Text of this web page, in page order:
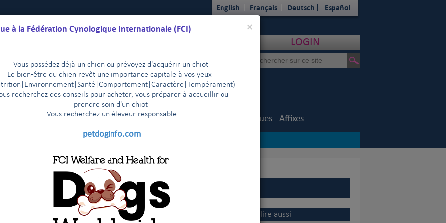
×
à la Fédération Cynologique Internationale (FCI)
Vous possédez déjà un chien ou prévoyez d'acquérir un chiot
Le bien-être du chien revêt une importance capitale à vos yeux
Environnement |Santé|Comportement|Caractère |Tempérament)
recherchez des conseils pour acheter, vous préparer à accueillir ou
prendre soin d'un chiot
Vous recherchez un éleveur responsable
petdoginfo.com
English Français Deutsch Español
LOGIN
Règlements Résultats Commissions Statistiques Affixes
de la situation relative aux expositions à CAC multiples
Pétersbourg - Communiqué de presse, 6 juillet 2017
: les inscriptions démarrent en trombe
collaboration de 3 ans |
rencontrent l’un des membres fondateurs de la FCI
auprès de leurs collègues de la Section Asie et Pacifique de la FCI
meeting in Luxembourg
A lire aussi